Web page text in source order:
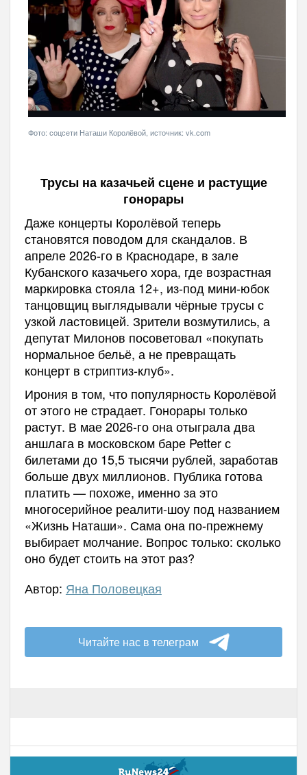
Фото: соцсети Наташи Королёвой, источник: vk.com
Трусы на казачьей сцене и растущие
гонорары
Даже концерты Королёвой теперь
становятся поводом для скандалов. В
апреле 2026-го в Краснодаре, в зале
Кубанского казачьего хора, где возрастная
маркировка стояла 12+, из-под мини-юбок
танцовщиц выглядывали чёрные трусы с
узкой ластовицей. Зрители возмутились, а
депутат Милонов посоветовал «покупать
нормальное бельё, а не превращать
концерт в стриптиз-клуб».
Ирония в том, что популярность Королёвой
от этого не страдает. Гонорары только
растут. В мае 2026-го она отыграла два
аншлага в московском баре Petter с
билетами до 15,5 тысячи рублей, заработав
больше двух миллионов. Публика готова
платить — похоже, именно за это
многосерийное реалити-шоу под названием
«Жизнь Наташи». Сама она по-прежнему
выбирает молчание. Вопрос только: сколько
оно будет стоить на этот раз?
Автор: Яна Половецкая
Читайте нас в телеграм